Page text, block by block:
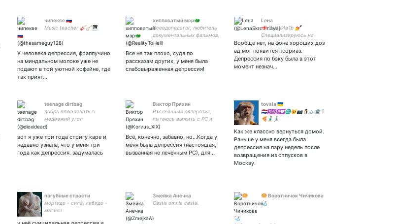
чипекве 🇷🇺
Music teacher 🎸🪕🎹
У человека депрессия, фраппучино
на миндальном молоке уже не
подают в той уютной кофейне, где
так прият…
хипповатый мэр🐲
Псевдопедагог, любитель
документальных фильмов,
зарубежной литературы,
прошлых эпох, рок-н-ролла
XX в., талдычит про
капитана Джека Харкнесса
Все не так плохо, судя по
рассказам других, у меня была
слабовыраженная депрессия!
Lена
🇬🇪 ПсИхИаТр 💅
Специализируюсь на
кринж интервью, классной
диагностике и
доказательном подходе в
терапии 🏳️‍🌈 кпт-
Вообще нет, на фоне хороших доз
ад мог появится псориаз.
Депрессия по бэку была в этот
момент незнач…
teenage dirtbag
добро пожаловать в
медвежий угол
вот я уже три года стригу каре и
недавно узнала, что у меня три
года как депрессия. задумалась
Виктор Пряхин
Рассеянный склеротик,
пытаюсь выжить с РС и
второй группой
в месяц
Всё, конечно, забавно, но...Когда у
меня была депрессия (настоящая,
вызванная не леченным РС), для…
tovsla 🇺🇦
🇳🇱🕉☮️💟♏️🐱📷🐧🚲🏛 
🍕🧘🏻‍♂️🏃🏻‍♂️
Как же классно вернуться домой.
Раньше у меня всегда была
депрессия на пару недель после
возвращения из отпусков в
Москву.
пагубные страсти
мортидо - сила, либидо -
могила
Змейка Анечка
Castis omnia casta.
🥯 Воротничок Чичикова
🩺